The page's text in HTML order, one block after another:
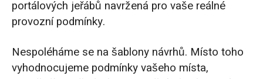
portálových jeřábů navržená pro vaše reálné
provozní podmínky.
Nespoléháme se na šablony návrhů. Místo toho
vyhodnocujeme podmínky vašeho místa,